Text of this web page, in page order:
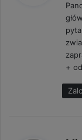
+